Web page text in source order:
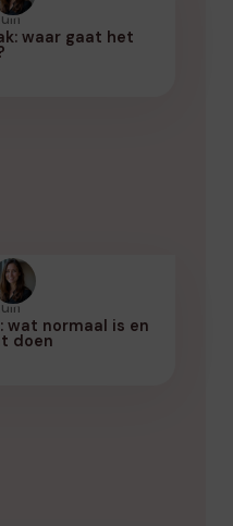
waar gaat het
wat normaal is en
doen